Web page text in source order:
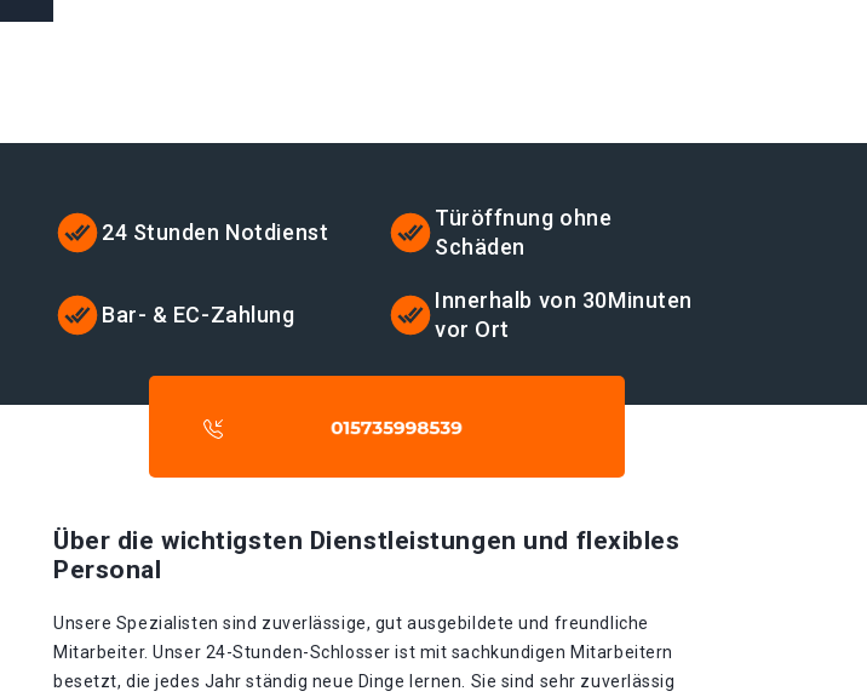
24 Stunden Notdienst
Türöffnung ohne
Schäden
Bar- & EC-Zahlung
Innerhalb von 30Minuten
vor Ort
Über die wichtigsten Dienstleistungen und flexibles
Personal
Unsere Spezialisten sind zuverlässige, gut ausgebildete und freundliche
Mitarbeiter. Unser 24-Stunden-Schlosser ist mit sachkundigen Mitarbeitern
besetzt, die jedes Jahr ständig neue Dinge lernen. Sie sind sehr zuverlässig